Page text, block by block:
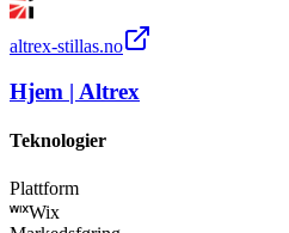
altrex-stillas.no
Hjem | Altrex
Teknologier
Plattform
Wix